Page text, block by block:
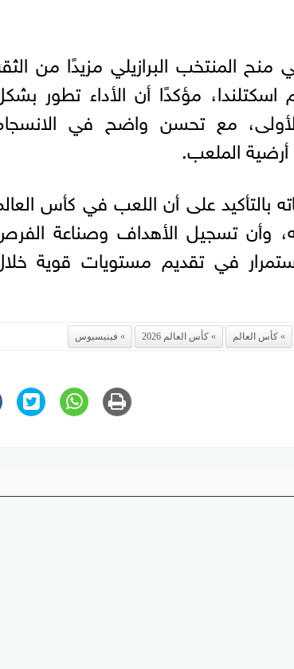
المنتخب البرازيلي مزيدًا من
اسكتلندا، مؤكدًا أن الأداء تطور
الأولى، مع تحسن واضح في
الملعب.
بالتأكيد على أن اللعب في كأس
وأن تسجيل الأهداف وصناعة
في تقديم مستويات قوية
كأس العالم كأس العالم 2026 فينيسيوس